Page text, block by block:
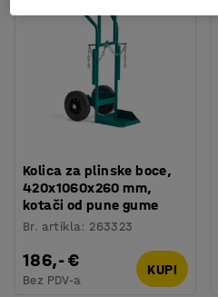
Kolica za plinske boce,
420x1060x260 mm,
kotači od pune gume
Br. artikla: 263323
186,- €
Bez PDV-a
KUPI